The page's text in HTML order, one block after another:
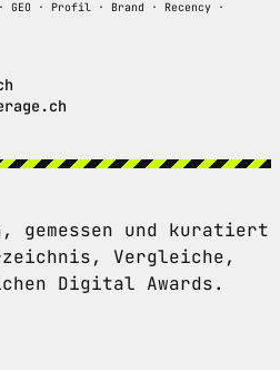
· Profil · Brand · Recency ·
gemessen und kuratiert
Vergleiche,
Digital Awards.